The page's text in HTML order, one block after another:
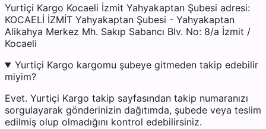
Yurtiçi Kargo Kocaeli İzmit Yahyakaptan Şubesi adresi:
KOCAELİ İZMİT Yahyakaptan Şubesi - Yahyakaptan
Alikahya Merkez Mh. Sakıp Sabancı Blv. No: 8/a İzmit /
Kocaeli
Yurtiçi Kargo kargomu şubeye gitmeden takip edebilir
miyim?
Evet. Yurtiçi Kargo takip sayfasından takip numaranızı
sorgulayarak gönderinizin dağıtımda, şubede veya teslim
edilmiş olup olmadığını kontrol edebilirsiniz.